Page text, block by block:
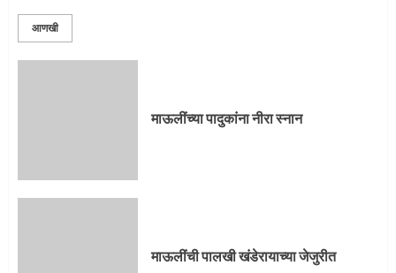
आणखी
माऊलींच्या पादुकांना नीरा स्नान
माऊलींची पालखी खंडेरायाच्या जेजुरीत